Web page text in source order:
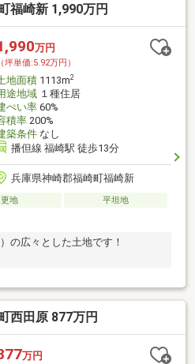
福崎新 1,990万円
万円
（坪単価:5.92万円）
地面積1113m2
途地域１種住居
ぺい率60%
積率200%
築条件なし
播但線 福崎駅 徒歩13分
兵庫県神崎郡福崎町福崎新
更地
平坦地
の広々とした土地です！
西田原 877万円
万円